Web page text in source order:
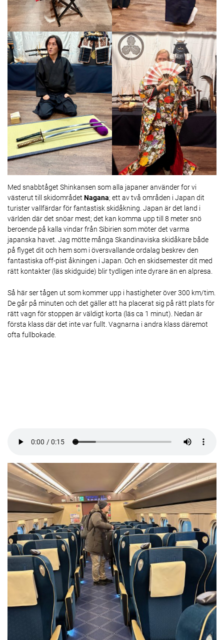
Med snabbtåget Shinkansen som alla japaner använder for vi
västerut till skidområdet Nagana; ett av två områden i Japan dit
turister vallfärdar för fantastisk skidåkning. Japan är det land i
världen där det snöar mest; det kan komma upp till 8 meter snö
beroende på kalla vindar från Sibirien som möter det varma
japanska havet. Jag mötte många Skandinaviska skidåkare både
på flyget dit och hem som i översvallande ordalag beskrev den
fantastiska off-pist åkningen i Japan. Och en skidsemester dit med
rätt kontakter (läs skidguide) blir tydligen inte dyrare än en alpresa.
Så här ser tågen ut som kommer upp i hastigheter över 300 km/tim.
De går på minuten och det gäller att ha placerat sig på rätt plats för
rätt vagn för stoppen är väldigt korta (läs ca 1 minut). Nedan är
första klass där det inte var fullt. Vagnarna i andra klass däremot
ofta fullbokade.